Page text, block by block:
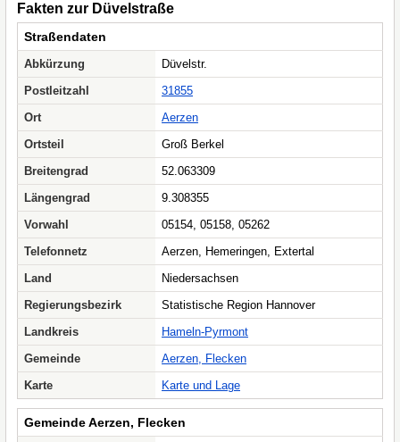
Fakten zur Düvelstraße
Straßendaten
Abkürzung
Düvelstr.
Postleitzahl
31855
Ort
Aerzen
Ortsteil
Groß Berkel
Breitengrad
52.063309
Längengrad
9.308355
Vorwahl
05154, 05158, 05262
Telefonnetz
Aerzen, Hemeringen, Extertal
Land
Niedersachsen
Regierungsbezirk
Statistische Region Hannover
Landkreis
Hameln-Pyrmont
Gemeinde
Aerzen, Flecken
Karte
Karte und Lage
Gemeinde Aerzen, Flecken